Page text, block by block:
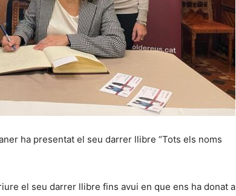
ha presentat el seu darrer llibre “Tots els noms
el seu darrer llibre fins avui en que ens ha donat a